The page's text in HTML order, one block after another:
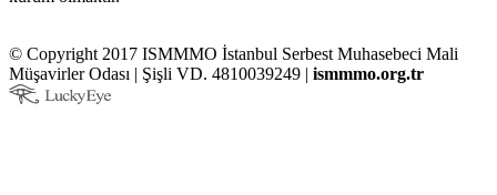
© Copyright 2017 ISMMMO İstanbul Serbest Muhasebeci Mali
Müşavirler Odası | Şişli VD. 4810039249 | ismmmo.org.tr